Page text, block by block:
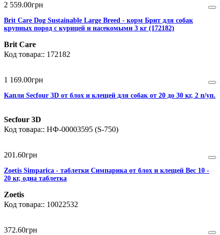
2 559.00грн
Brit Care Dog Sustainable Large Breed - корм Брит для собак
крупных пород с курицей и насекомыми 3 кг (172182)
Brit Care
172182
1 169.00грн
Капли Secfour 3D от блох и клещей для собак от 20 до 30 кг, 2 п/уп.
Secfour 3D
НФ-00003595 (S-750)
201 .60грн
Zoetis Simparica - таблетки Симпарика от блох и клещей Вес 10 -
20 кг, одна таблетка
Zoetis
10022532
372.60грн